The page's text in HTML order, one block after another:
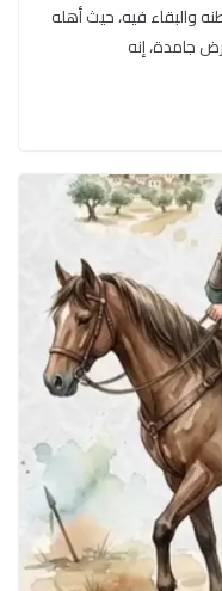
والبقاء فيه، حيث أهله
جامدة، إنه